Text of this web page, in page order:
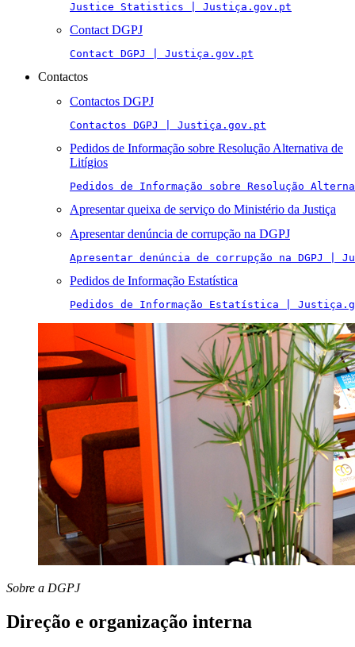
Justice Statistics | Justiça.gov.pt
Contact DGPJ
Contact DGPJ | Justiça.gov.pt
Contactos
Contactos DGPJ
Contactos DGPJ | Justiça.gov.pt
Pedidos de Informação sobre Resolução Alternativa de
Litígios
Pedidos de Informação sobre Resolução
Apresentar queixa de serviço do Ministério da Justiça
Apresentar denúncia de corrupção na DGPJ
Apresentar denúncia de corrupção na DGPJ |
Pedidos de Informação Estatística
Pedidos de Informação Estatística |
Sobre a DGPJ
Direção e organização interna